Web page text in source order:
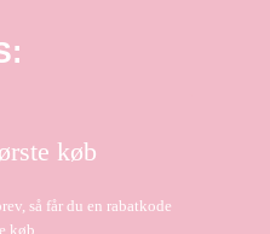
køb
så får du en rabatkode
køb